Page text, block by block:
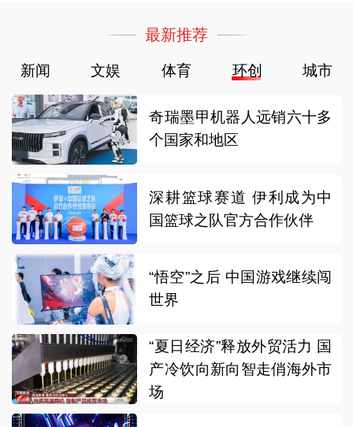
最新推荐
新闻 文娱 体育 环创 城市
奇瑞墨甲机器人远销六十多
个国家和地区
深耕篮球赛道 伊利成为中
国篮球之队官方合作伙伴
“悟空”之后 中国游戏继续闯
世界
“夏日经济”释放外贸活力 国
产冷饮向新向智走俏海外市
场